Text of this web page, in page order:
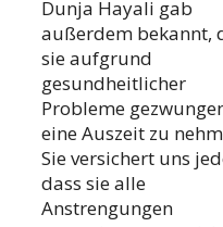
Dunja Hayali gab
außerdem bekannt,
sie aufgrund
gesundheitlicher
Probleme
eine Auszeit zu
Sie versichert uns
dass sie alle
Anstrengungen